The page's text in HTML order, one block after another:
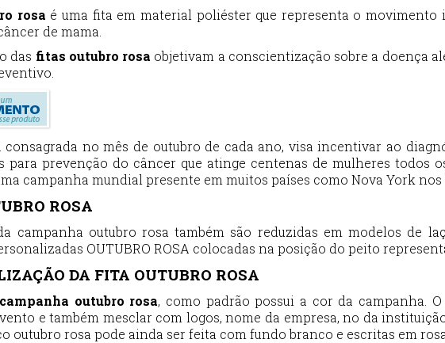
rosa é uma fita em material poliéster que representa o
de mama.
das fitas outubro rosa objetivam a conscientização sobre a doença
consagrada no mês de outubro de cada ano, visa incentivar ao
para prevenção do câncer que atinge centenas de mulheres todos
campanha mundial presente em muitos países como Nova York nos
ROSA
campanha outubro rosa também são reduzidas em modelos de
OUTUBRO ROSA colocadas na posição do peito
DA FITA OUTUBRO ROSA
outubro rosa, como padrão possui a cor da campanha.
e também mesclar com logos, nome da empresa, no da
outubro rosa pode ainda ser feita com fundo branco e escritas em rosa.